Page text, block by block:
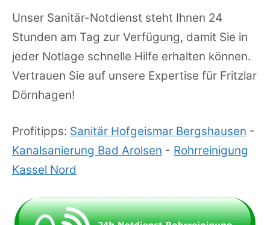
Unser Sanitär-Notdienst steht Ihnen 24
Stunden am Tag zur Verfügung, damit Sie in
jeder Notlage schnelle Hilfe erhalten können.
Vertrauen Sie auf unsere Expertise für Fritzlar
Dörnhagen!
Profitipps: Sanitär Hofgeismar Bergshausen -
Kanalsanierung Bad Arolsen - Rohrreinigung
Kassel Nord